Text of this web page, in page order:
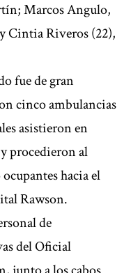
Marcos Angulo,
Cintia Riveros (22),
fue de gran
cinco ambulancias
asistieron en
procedieron al
hacia el
Rawson.
de
del Oficial